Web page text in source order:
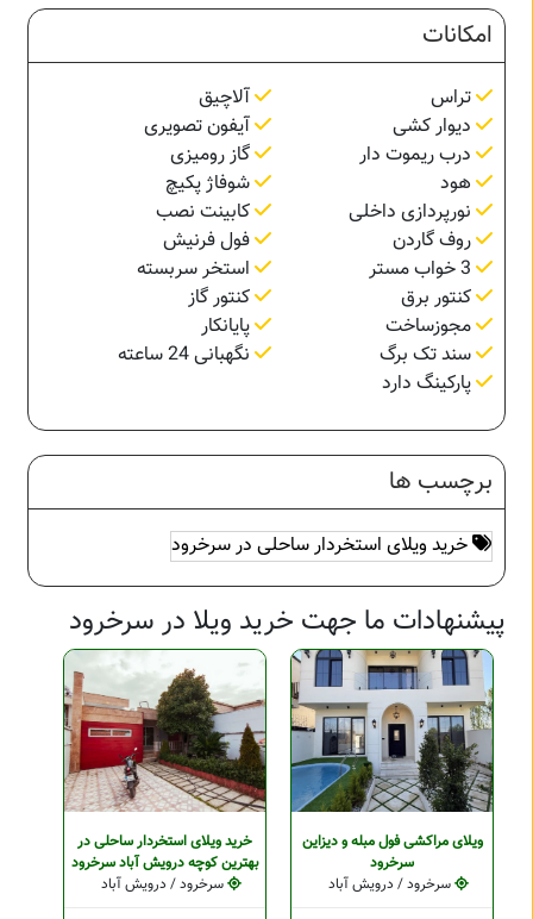
امکانات
تراس
آلاچیق
دیوار کشی
آیفون تصویری
درب ریموت دار
گاز رومیزی
هود
شوفاژ پکیچ
نورپردازی داخلی
کابینت نصب
روف گاردن
فول فرنیش
استخر سربسته
کنتور برق
کنتور گاز
مجوزساخت
پایانکار
سند تک برگ
نگهبانی 24 ساعته
پارکینگ دارد
برچسب ها
خرید ویلای استخردار ساحلی در سرخرود
پیشنهادات ما جهت خرید ویلا در سرخرود
ویلای مراکشی فول مبله و دیزاین
سرخرود
سرخرود / درویش آباد
خرید ویلای استخردار ساحلی در
بهترین کوچه درویش آباد سرخرود
سرخرود / درویش آباد